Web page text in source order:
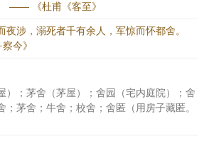
—— 《杜甫《客至》
夜涉，溺死者千有余人，军惊而怀都舍。
今》
）；茅舍（茅屋）；舍园（宅内庭院）；舍
；茅舍；牛舍；校舍；舍匿（用房子藏匿。